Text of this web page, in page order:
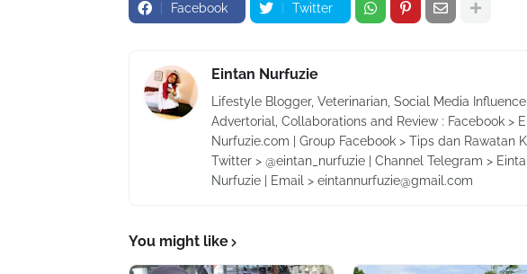
Facebook Twitter
Eintan Nurfuzie
Lifestyle Blogger, Veterinarian, Social Media
Advertorial, Collaborations and Review : Facebook >
Nurfuzie.com | Group Facebook > Tips dan Rawatan
Twitter > @eintan_nurfuzie | Channel Telegram >
Nurfuzie | Email > eintannurfuzie@gmail.com
You might like